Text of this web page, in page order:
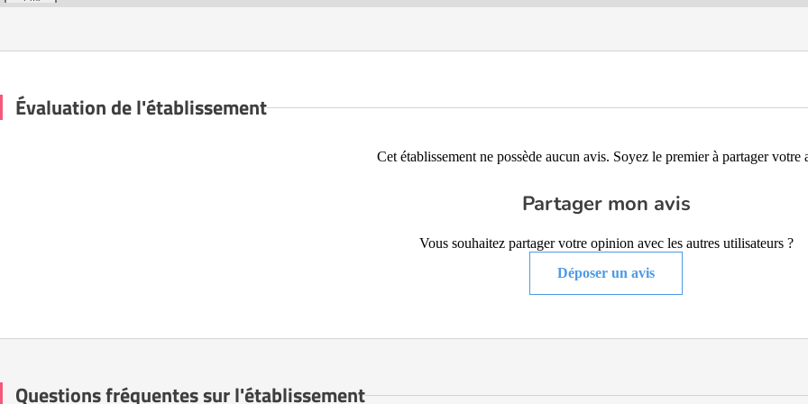
Évaluation de l'établissement
Cet établissement ne possède aucun avis. Soyez le premier à partager votre
Partager mon avis
Vous souhaitez partager votre opinion avec les autres utilisateurs ?
Déposer un avis
Questions fréquentes sur l'établissement